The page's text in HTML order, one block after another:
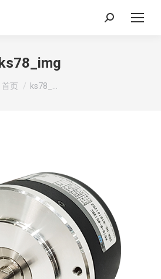
搜
ks78_img
你在这里：
首页 ks78_…